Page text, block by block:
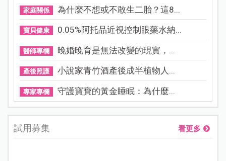
家庭關係 為什麼不想或不敢生二胎？這8...
寶貝健康 0.05%阿托品近視控制眼藥水納...
醫師專欄 晚婚晚育是無法改變的現實，...
產後照護 小說家青竹酒產後成半植物人...
專家專欄 守護寶寶的黃金睡眠：為什麼...
試用募集 看更多